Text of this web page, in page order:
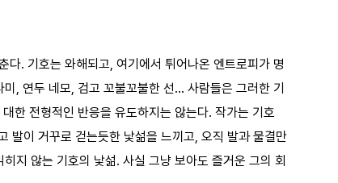
. 기호는 와해되고, 여기에서 튀어나온 엔트로피가 명
, 연두 네모, 검고 꼬불꼬불한 선… 사람들은 그러한 기
한 전형적인 반응을 유도하지는 않는다. 작가는 기호
발이 거꾸로 걷는듯한 낯섦을 느끼고, 오직 발과 물결만
지 않는 기호의 낯섦. 사실 그냥 보아도 즐거운 그의 회